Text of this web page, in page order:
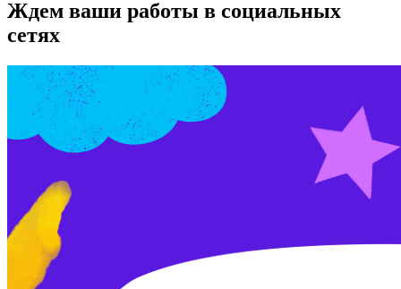
Ждем ваши работы в социальных
сетях